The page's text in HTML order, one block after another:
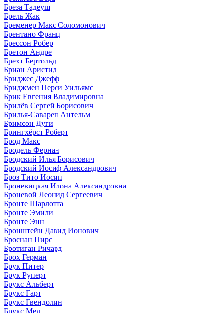
Бреза Тадеуш
Брель Жак
Бременер Макс Соломонович
Брентано Франц
Брессон Робер
Бретон Андре
Брехт Бертольд
Бриан Аристид
Бриджес Джефф
Бриджмен Перси Уильямс
Брик Евгения Владимировна
Брилёв Сергей Борисович
Брилья-Саварен Антельм
Бримсон Дуги
Брингхёрст Роберт
Брод Макс
Бродель Фернан
Бродский Илья Борисович
Бродский Иосиф Александрович
Броз Тито Иосип
Броневицкая Илона Александровна
Броневой Леонид Сергеевич
Бронте Шарлотта
Бронте Эмили
Бронте Энн
Бронштейн Давид Ионович
Броснан Пирс
Бротиган Ричард
Брох Герман
Брук Питер
Брук Руперт
Брукс Альберт
Брукс Гарт
Брукс Гвендолин
Брукс Мел